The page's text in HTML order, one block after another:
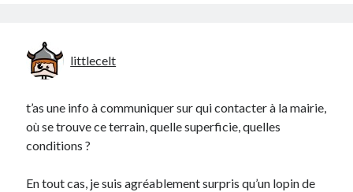
littlecelt
t’as une info à communiquer sur qui contacter à la mairie,
où se trouve ce terrain, quelle superficie, quelles
conditions ?
En tout cas, je suis agréablement surpris qu’un lopin de